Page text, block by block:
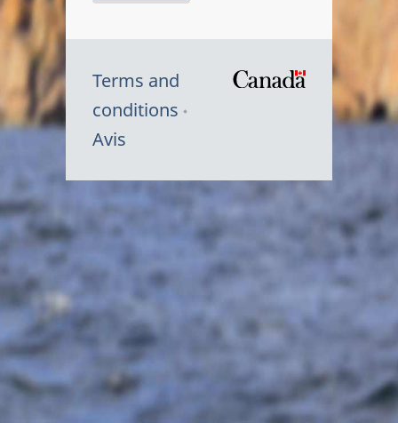
Terms and
conditions
Avis
Symbole
Canada